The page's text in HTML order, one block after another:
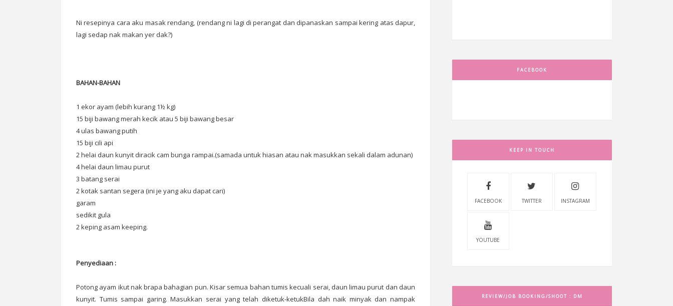
Ni resepinya cara aku masak rendang, (rendang ni lagi di perangat dan dipanaskan sampai kering atas dapur,
lagi sedap nak makan yer dak?)
BAHAN-BAHAN
1 ekor ayam (lebih kurang 1½ kg)
15 biji bawang merah kecik atau 5 biji bawang besar
4 ulas bawang putih
15 biji cili api
2 helai daun kunyit diracik cam bunga rampai.(samada untuk hiasan atau nak masukkan sekali dalam adunan)
4 helai daun limau purut
3 batang serai
2 kotak santan segera (ini je yang aku dapat cari)
garam
sedikit gula
2 keping asam keeping.
Penyediaan :
Potong ayam ikut nak brapa bahagian pun. Kisar semua bahan tumis kecuali serai, daun limau purut dan daun
kunyit. Tumis sampai garing. Masukkan serai yang telah diketuk-ketukBila dah naik minyak dan nampak
FACEBOOK
KEEP IN TOUCH
FACEBOOK TWITTER INSTAGRAM
YOUTUBE
REVIEW/JOB BOOKING/SHOOT : DM